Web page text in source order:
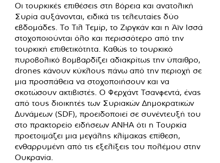
Οι τουρκικές επιθέσεις στη βόρεια και ανατολική
Συρία αυξάνονται, ειδικά τις τελευταίες δύο
εβδομάδες. Το Τιλ Τεμίρ, το Ζιργκάν και η Άϊν Ισσά
στοχοποιούνται όλο και περισσότερο από την
τουρκική επιθετικότητα. Καθώς το τουρκικό
πυροβολικό βομβαρδίζει αδιακρίτως την ύπαιθρο,
drones κάνουν κύκλους πάνω από την περιοχή σε
μια προσπάθεια να στοχοποιήσουν και να
σκοτώσουν ακτιβιστές. Ο Φερχάντ Τσανφεντά, ένας
από τους διοικητές των Συριακών Δημοκρατικών
Δυνάμεων (SDF), προειδοποιεί σε συνέντευξή του
στο πρακτορείο ειδήσεων ANHA ότι η Τουρκία
προετοιμάζει μια μεγάλης κλίμακας επίθεση,
ενθαρρυμένη από τις εξελίξεις του πολέμου στην
Ουκρανία.